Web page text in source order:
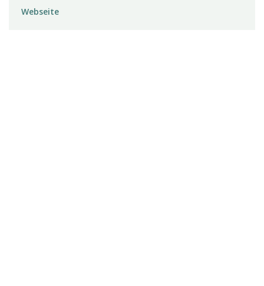
Webseite